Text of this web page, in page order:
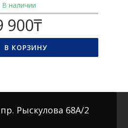
В наличии
900₸
В КОРЗИНУ
Рыскулова 68А/2